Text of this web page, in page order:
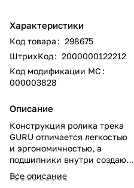
Характеристики
Код товара : 298675
ШтрихКод: 2000000122212
Код модификации МС :
000003828
Описание
Конструкция ролика трека
GURU отличается легкостью
и эргономичностью, а
подшипники внутри создают
высокую скорость при
движении на веревке.
Все описание